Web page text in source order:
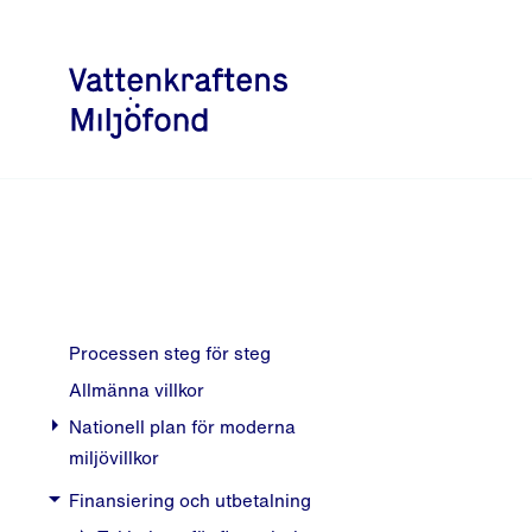
Processen steg för steg
Allmänna villkor
arrow_right Nationell plan för moderna
miljövillkor
Bakgrund
arrow_right Finansiering och utbetalning